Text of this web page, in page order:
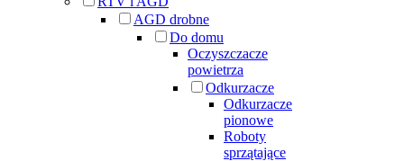
AGD drobne
Do domu
Oczyszczacze
powietrza
Odkurzacze
Odkurzacze
pionowe
Roboty
sprzątające